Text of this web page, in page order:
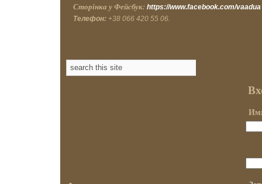
Сторінка у Фейсбук: https://www.facebook.com/vaadua
Телефон: +38 066 420 55 06.